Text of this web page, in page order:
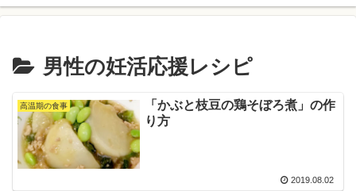
男性の妊活応援レシピ
高温期の食事
「かぶと枝豆の鶏そぼろ煮」の作
り方
2019.08.02